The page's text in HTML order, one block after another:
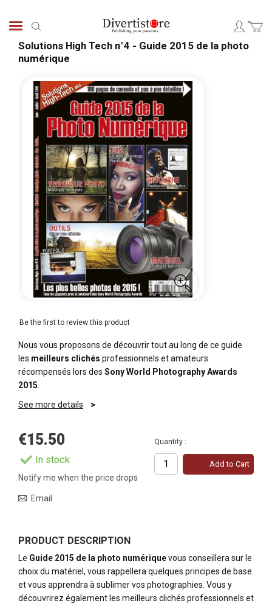
Solutions High Tech n°4 - Guide 2015 de la photo
numérique
images
gallery
Be the first to review this product
Nous vous proposons de découvrir tout au long de ce guide
les meilleurs clichés professionnels et amateurs
récompensés lors des Sony World Photography Awards
2015
See more details
€15.50
In stock
Quantity :
Add to Cart
Notify me when the price drops
Email
PRODUCT DESCRIPTION
Le Guide 2015 de la photo numériquevous conseillera sur le
choix du matériel, vous rappellera quelques principes de base
et vous apprendra à sublimer vos photographies. Vous y
découvrirez également les meilleurs clichés professionnels et